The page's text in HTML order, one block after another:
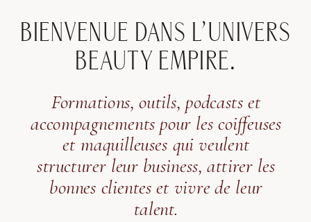
Formations, outils, podcasts et
accompagnements pour les coiffeuses
et maquilleuses qui veulent
structurer leur business, attirer les
bonnes clientes et vivre de leur
talent.
BIENVENUE DANS L’UNIVERS
BEAUTY EMPIRE.